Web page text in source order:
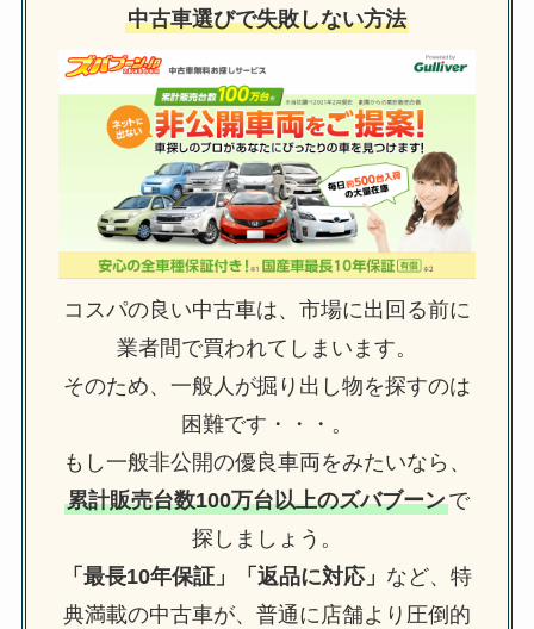
中古車選びで失敗しない方法
コスパの良い中古車は、市場に出回る前に
業者間で買われてしまいます。
そのため、一般人が掘り出し物を探すのは
困難です・・・。
もし一般非公開の優良車両をみたいなら、
累計販売台数100万台以上のズバブーンで
探しましょう。
「最長10年保証」「返品に対応」 など、特
典満載の中古車が、普通に店舗より圧倒的